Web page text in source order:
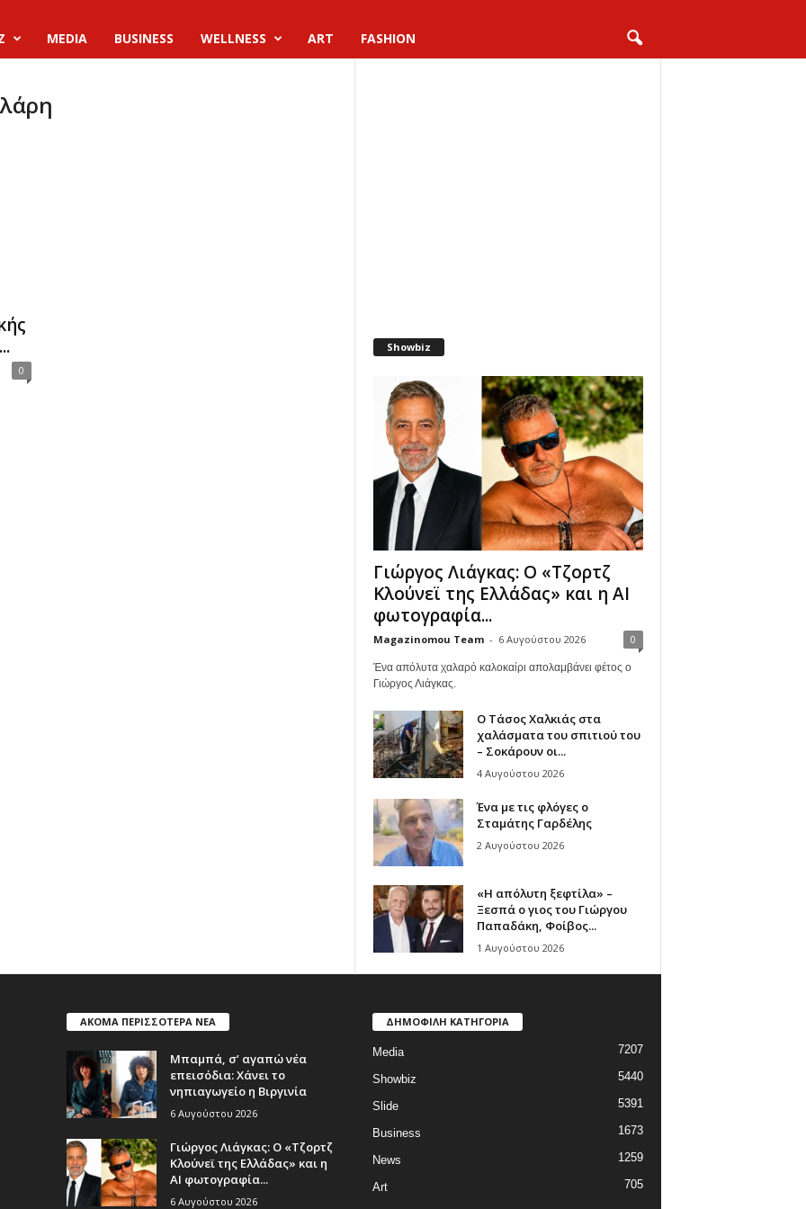
MEDIA BUSINESS WELLNESS ART FASHION
0
Showbiz
Γιώργος Λιάγκας: Ο «Τζορτζ
Κλούνεϊ της Ελλάδας» και η AI
φωτογραφία...
Magazinomou Team - 6 Αυγούστου 2026 0
Ένα απόλυτα χαλαρό καλοκαίρι απολαμβάνει φέτος ο
Γιώργος Λιάγκας.
Ο Τάσος Χαλκιάς στα
χαλάσματα του σπιτιού του
– Σοκάρουν οι...
4 Αυγούστου 2026
Ένα με τις φλόγες ο
Σταμάτης Γαρδέλης
2 Αυγούστου 2026
«Η απόλυτη ξεφτίλα» –
Ξεσπά ο γιος του Γιώργου
Παπαδάκη, Φοίβος...
1 Αυγούστου 2026
ΑΚΟΜΑ ΠΕΡΙΣΣΟΤΕΡΑ ΝΕΑ
Μπαμπά, σ’ αγαπώ νέα
επεισόδια: Χάνει το
νηπιαγωγείο η Βιργινία
6 Αυγούστου 2026
Γιώργος Λιάγκας: Ο «Τζορτζ
Κλούνεϊ της Ελλάδας» και η
AI φωτογραφία...
6 Αυγούστου 2026
ΔΗΜΟΦΙΛΗ ΚΑΤΗΓΟΡΙΑ
Media 7207
Showbiz 5440
Slide 5391
Business 1673
News 1259
Art 705